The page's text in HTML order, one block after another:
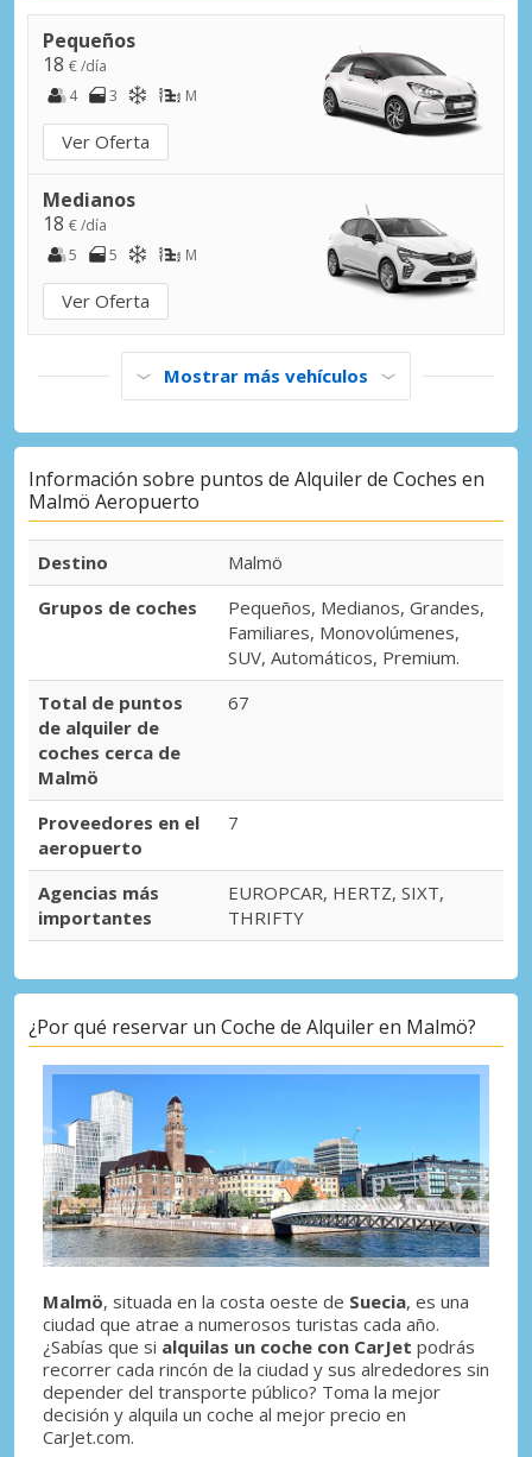
Pequeños
18 € /día
4
3 M
Ver Oferta
Medianos
18 € /día
5
5 M
Ver Oferta
Mostrar más vehículos
Información sobre puntos de Alquiler de Coches en
Malmö Aeropuerto
Destino
Malmö
Grupos de coches
Pequeños, Medianos, Grandes,
Familiares, Monovolúmenes,
SUV, Automáticos, Premium.
Total de puntos
de alquiler de
coches cerca de
Malmö
67
Proveedores en el
aeropuerto
7
Agencias más
importantes
EUROPCAR, HERTZ, SIXT,
THRIFTY
¿Por qué reservar un Coche de Alquiler en Malmö?
Malmö, situada en la costa oeste de Suecia, es una
ciudad que atrae a numerosos turistas cada año.
¿Sabías que si alquilas un coche con CarJet podrás
recorrer cada rincón de la ciudad y sus alrededores sin
depender del transporte público? Toma la mejor
decisión y alquila un coche al mejor precio en
CarJet.com.